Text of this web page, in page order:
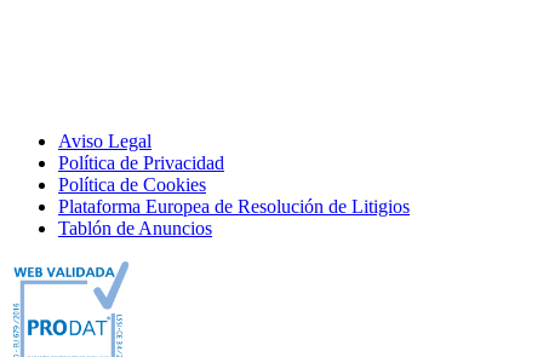
Aviso Legal
Política de Privacidad
Política de Cookies
Plataforma Europea de Resolución de Litigios
Tablón de Anuncios